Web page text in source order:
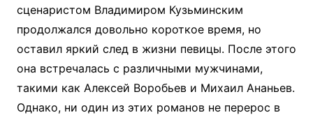
сценаристом Владимиром Кузьминским
продолжался довольно короткое время, но
оставил яркий след в жизни певицы. После этого
она встречалась с различными мужчинами,
такими как Алексей Воробьев и Михаил Ананьев.
Однако, ни один из этих романов не перерос в